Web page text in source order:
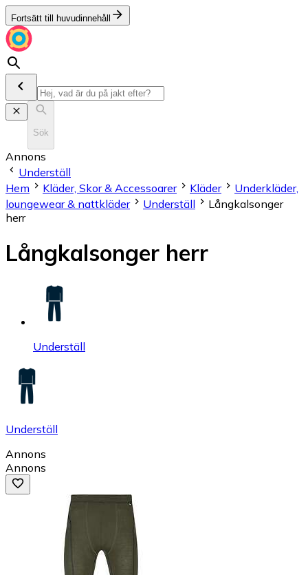
Fortsätt till huvudinnehåll
Sök
Annons
Underställ
Hem
Kläder, Skor & Accessoarer Kläder
Underkläder,
loungewear & nattkläder
Underställ
Långkalsonger
herr
Långkalsonger herr
Underställ
Underställ
Annons
Annons